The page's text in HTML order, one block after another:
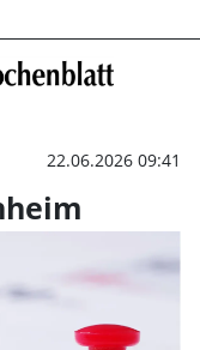
22.06.2026 09:41